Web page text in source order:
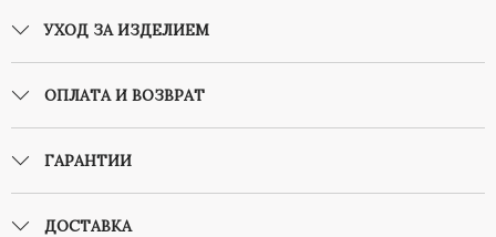
УХОД ЗА ИЗДЕЛИЕМ
ОПЛАТА И ВОЗВРАТ
ГАРАНТИИ
ДОСТАВКА